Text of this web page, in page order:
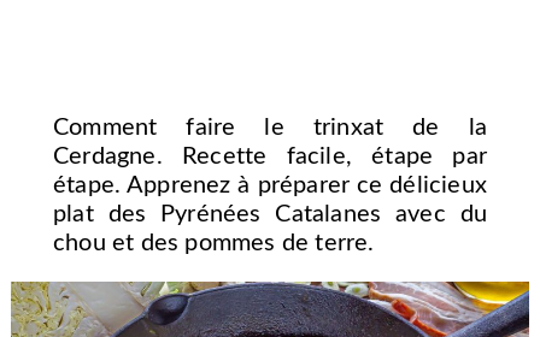
Comment faire le trinxat de la
Cerdagne. Recette facile, étape par
étape. Apprenez à préparer ce délicieux
plat des Pyrénées Catalanes avec du
chou et des pommes de terre.